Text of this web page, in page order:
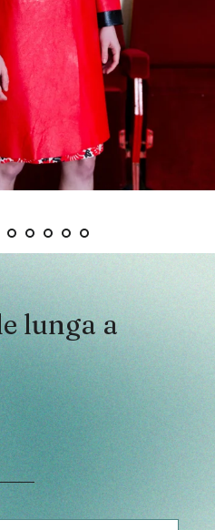
lunga a